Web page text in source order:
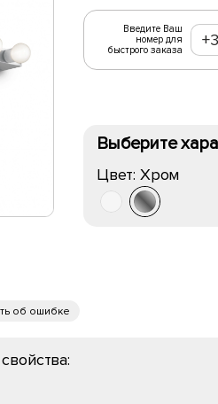
Введите Ваш
номер для
быстрого заказа
Выберите
Цвет: Хром
об ошибке